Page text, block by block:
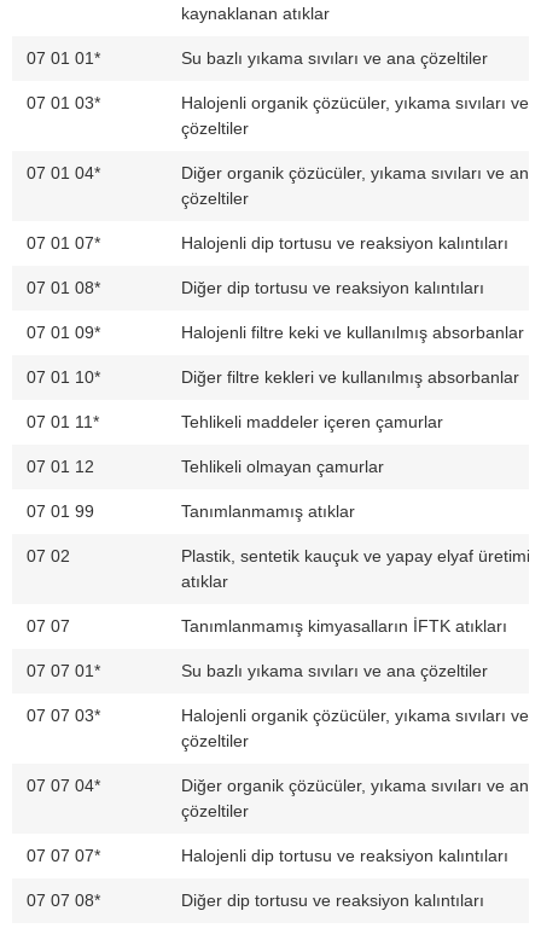
kaynaklanan atıklar
07 01 01* Su bazlı yıkama sıvıları ve ana çözeltiler
07 01 03*
Halojenli organik çözücüler, yıkama sıvıları ve
çözeltiler
07 01 04*
Diğer organik çözücüler, yıkama sıvıları ve ana
çözeltiler
07 01 07* Halojenli dip tortusu ve reaksiyon kalıntıları
07 01 08* Diğer dip tortusu ve reaksiyon kalıntıları
07 01 09* Halojenli filtre keki ve kullanılmış absorbanlar
07 01 10* Diğer filtre kekleri ve kullanılmış absorbanlar
07 01 11* Tehlikeli maddeler içeren çamurlar
07 01 12 Tehlikeli olmayan çamurlar
07 01 99 Tanımlanmamış atıklar
07 02
Plastik, sentetik kauçuk ve yapay elyaf
atıklar
07 07 Tanımlanmamış kimyasalların İFTK atıkları
07 07 01* Su bazlı yıkama sıvıları ve ana çözeltiler
07 07 03*
Halojenli organik çözücüler, yıkama sıvıları ve
çözeltiler
07 07 04*
Diğer organik çözücüler, yıkama sıvıları ve ana
çözeltiler
07 07 07* Halojenli dip tortusu ve reaksiyon kalıntıları
07 07 08* Diğer dip tortusu ve reaksiyon kalıntıları